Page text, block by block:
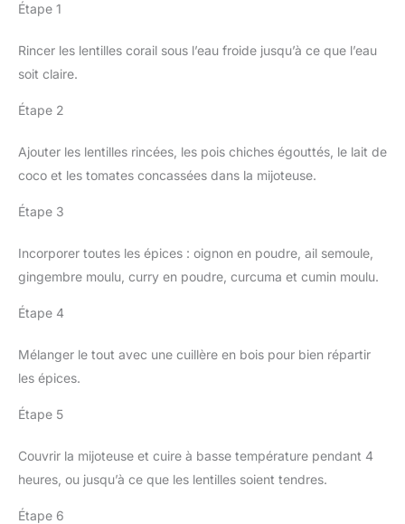
Étape 1
Rincer les lentilles corail sous l’eau froide jusqu’à ce que l’eau
soit claire.
Étape 2
Ajouter les lentilles rincées, les pois chiches égouttés, le lait de
coco et les tomates concassées dans la mijoteuse.
Étape 3
Incorporer toutes les épices : oignon en poudre, ail semoule,
gingembre moulu, curry en poudre, curcuma et cumin moulu.
Étape 4
Mélanger le tout avec une cuillère en bois pour bien répartir
les épices.
Étape 5
Couvrir la mijoteuse et cuire à basse température pendant 4
heures, ou jusqu’à ce que les lentilles soient tendres.
Étape 6